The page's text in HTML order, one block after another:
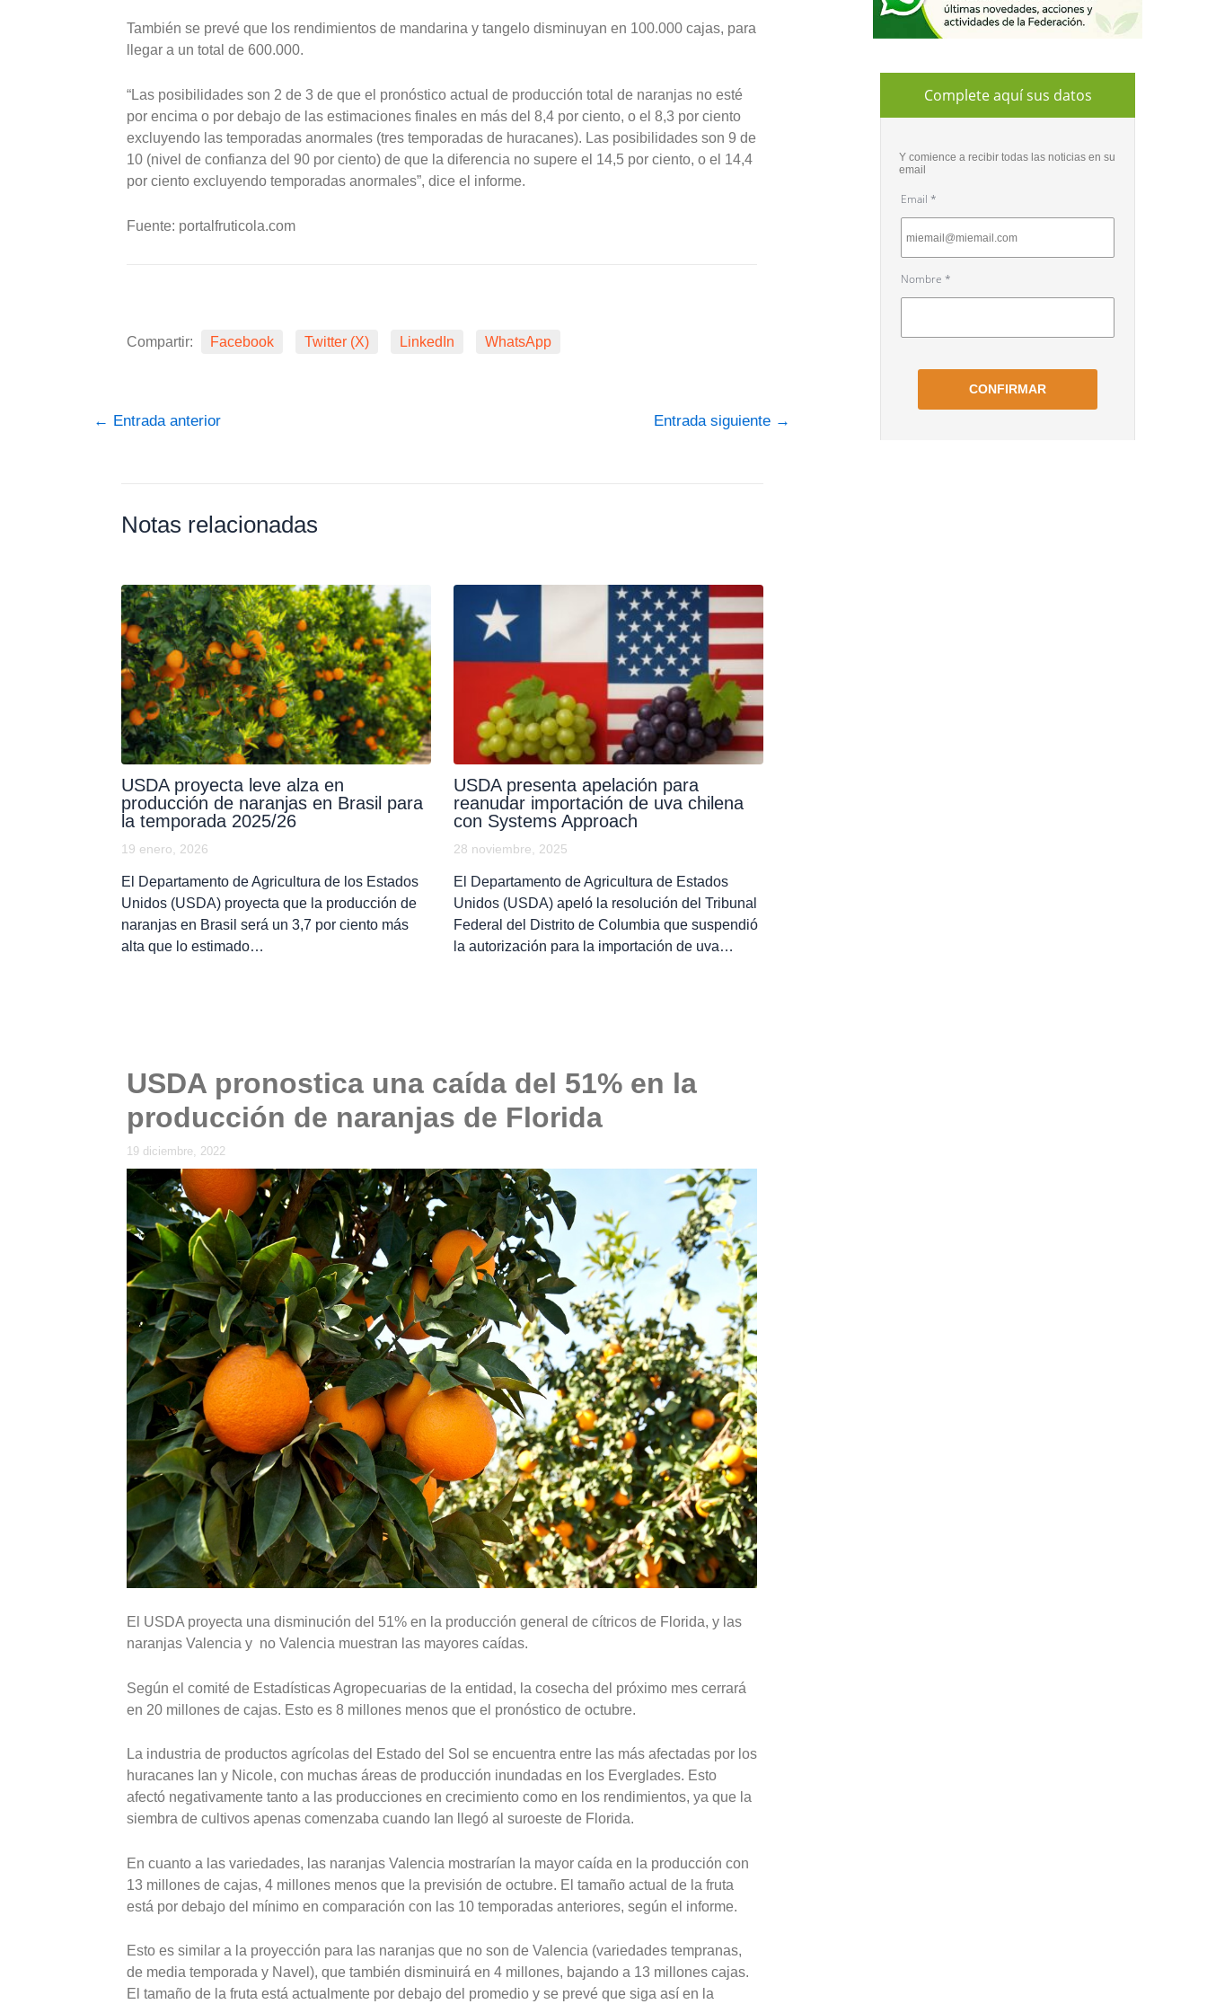
También se prevé que los rendimientos de mandarina y tangelo disminuyan en 100.000 cajas, para
llegar a un total de 600.000.
“Las posibilidades son 2 de 3 de que el pronóstico actual de producción total de naranjas no esté
por encima o por debajo de las estimaciones finales en más del 8,4 por ciento, o el 8,3 por ciento
excluyendo las temporadas anormales (tres temporadas de huracanes). Las posibilidades son 9 de
10 (nivel de confianza del 90 por ciento) de que la diferencia no supere el 14,5 por ciento, o el 14,4
por ciento excluyendo temporadas anormales”, dice el informe.
Fuente: portalfruticola.com
Compartir: Facebook Twitter (X) LinkedIn WhatsApp
← Entrada anterior Entrada siguiente →
Notas relacionadas
USDA proyecta leve alza en
producción de naranjas en Brasil para
la temporada 2025/26
19 enero, 2026
El Departamento de Agricultura de los Estados
Unidos (USDA) proyecta que la producción de
naranjas en Brasil será un 3,7 por ciento más
alta que lo estimado…
USDA presenta apelación para
reanudar importación de uva chilena
con Systems Approach
28 noviembre, 2025
El Departamento de Agricultura de Estados
Unidos (USDA) apeló la resolución del Tribunal
Federal del Distrito de Columbia que suspendió
la autorización para la importación de uva…
USDA pronostica una caída del 51% en la
producción de naranjas de Florida
19 diciembre, 2022
El USDA proyecta una disminución del 51% en la producción general de cítricos de Florida, y las
naranjas Valencia y no Valencia muestran las mayores caídas.
Según el comité de Estadísticas Agropecuarias de la entidad, la cosecha del próximo mes cerrará
en 20 millones de cajas. Esto es 8 millones menos que el pronóstico de octubre.
La industria de productos agrícolas del Estado del Sol se encuentra entre las más afectadas por los
huracanes Ian y Nicole, con muchas áreas de producción inundadas en los Everglades. Esto
afectó negativamente tanto a las producciones en crecimiento como en los rendimientos, ya que la
siembra de cultivos apenas comenzaba cuando Ian llegó al suroeste de Florida.
En cuanto a las variedades, las naranjas Valencia mostrarían la mayor caída en la producción con
13 millones de cajas, 4 millones menos que la previsión de octubre. El tamaño actual de la fruta
está por debajo del mínimo en comparación con las 10 temporadas anteriores, según el informe.
Esto es similar a la proyección para las naranjas que no son de Valencia (variedades tempranas,
de media temporada y Navel), que también disminuirá en 4 millones, bajando a 13 millones cajas.
El tamaño de la fruta está actualmente por debajo del promedio y se prevé que siga así en la